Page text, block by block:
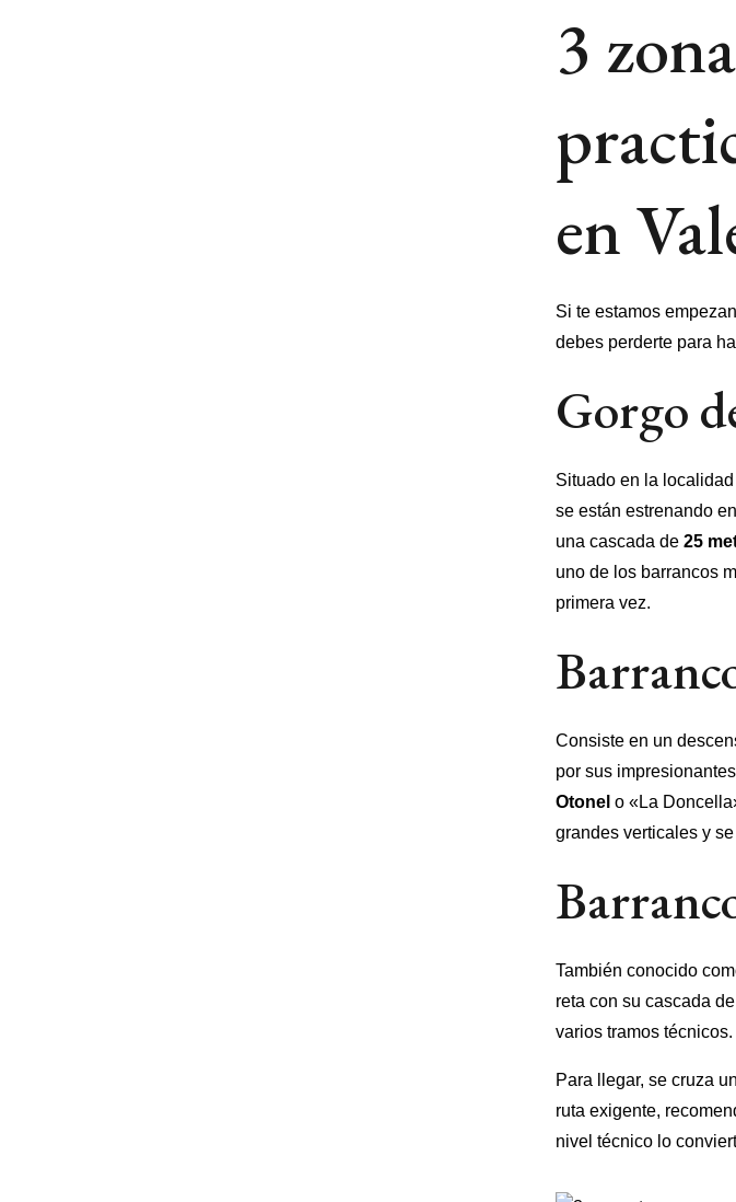
3
en
Si te estamos
debes perderte para
Gorgo
Situado en la
se están estrenando
una cascada de 25
uno de los barrancos
primera vez.
Consiste en un
por sus impresionantes
Otonel o «La
grandes verticales y
También conocido
reta con su cascada de
varios tramos técnicos.
Para llegar, se cruza
ruta exigente,
nivel técnico lo